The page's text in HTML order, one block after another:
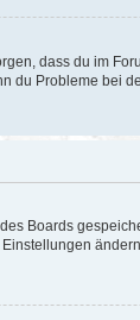
dass du im
du Probleme bei
Boards
ändern.